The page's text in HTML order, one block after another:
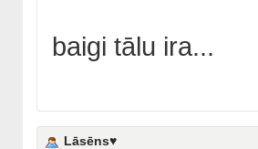
baigi tālu ira...
Lāsēns♥